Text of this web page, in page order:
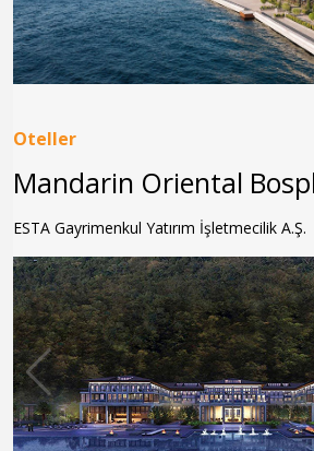
Oteller
Mandarin Oriental
ESTA Gayrimenkul Yatırım İşletmecilik A.Ş.